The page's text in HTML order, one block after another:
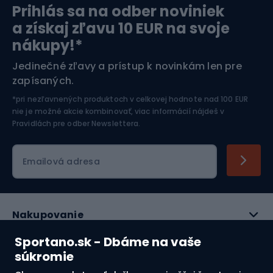
Sportano.sk - Dbáme na vaše
súkromie
Orientačný beh
Lyžovanie
Športová elektronika
Jazdectvo
Prihlás sa na odber noviniek
a získaj zľavu 10 EUR na svoje
nákupy!*
Jedinečné zľavy a prístup k novinkám len pre
zapísaných.
*pri nezľavnených produktoch v celkovej hodnote nad 100 EUR
nie je možné akcie kombinovať, viac informácií nájdeš v
Pravidlách pre odber Newslettera.
Emailová adresa
Nakupovanie
Služby zákazníkom